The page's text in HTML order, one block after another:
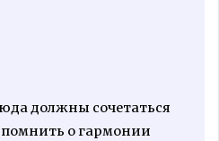
должны сочетаться
о гармонии